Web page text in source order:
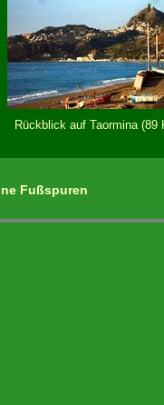
Rückblick auf Taormina (89
Fußspuren